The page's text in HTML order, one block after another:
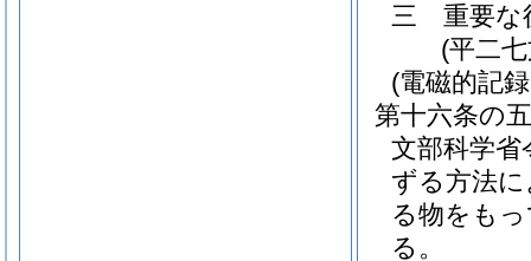
三
重要な
(平二
(電磁的記
第十六条の五
文部科学
ずる方法
る物をも
る。